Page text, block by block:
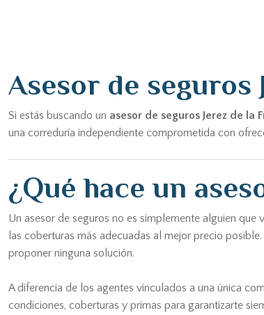
Asesor de
Si estás buscando un asesor de seguros Jerez de la
una correduría independiente comprometida con
¿Qué hace un
Un asesor de seguros no es simplemente alguien
las coberturas más adecuadas al mejor precio
proponer ninguna solución.
A diferencia de los agentes vinculados a una única
condiciones, coberturas y primas para garantizarte